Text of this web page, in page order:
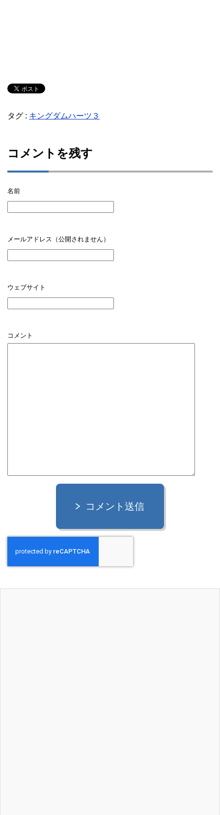
タグ : キングダムハーツ３
コメントを残す
名前
メールアドレス（公開されません）
ウェブサイト
コメント
コメント送信